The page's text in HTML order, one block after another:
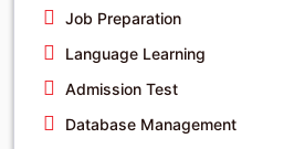
Job Preparation
Language Learning
Admission Test
Database Management